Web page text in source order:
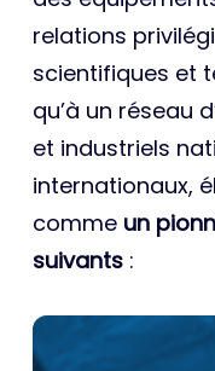
relations
scientifiques et
qu’à un réseau
et industriels
internationaux,
comme un
suivants :